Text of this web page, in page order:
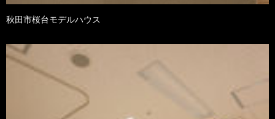
秋田市桜台モデルハウス